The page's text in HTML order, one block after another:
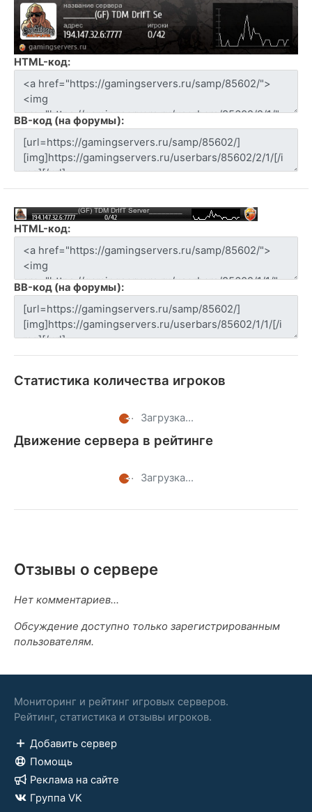
HTML-код:
BB-код (на форумы):
HTML-код:
BB-код (на форумы):
Статистика количества игроков
Загрузка...
Движение сервера в рейтинге
Загрузка...
Отзывы о сервере
Нет комментариев...
Обсуждение доступно только зарегистрированным
пользователям.
Мониторинг и рейтинг игровых серверов.
Рейтинг, статистика и отзывы игроков.
Добавить сервер
Помощь
Реклама на сайте
Группа VK